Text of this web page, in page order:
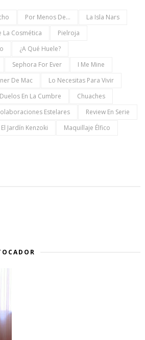
Por Menos De...
La Isla Nars
La Cosmética
Pielroja
¿a Qué Huele?
Sephora For Ever
I Me Mine
De Mac
Lo Necesitas Para Vivir
Duelos En La Cumbre
Chuaches
Estelares
Review En Serie
El Jardín Kenzoki
Maquillaje Élfico